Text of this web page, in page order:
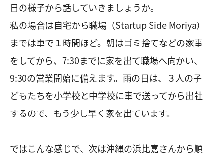
日の様子から話していきましょうか。
私の場合は自宅から職場（Startup Side Moriya）
までは車で１時間ほど。朝はゴミ捨てなどの家事
をしてから、7:30までに家を出て職場へ向かい、
9:30の営業開始に備えます。雨の日は、３人の子
どもたちを小学校と中学校に車で送ってから出社
するので、もう少し早く家を出ています。
ではこんな感じで、次は沖縄の浜比嘉さんから順